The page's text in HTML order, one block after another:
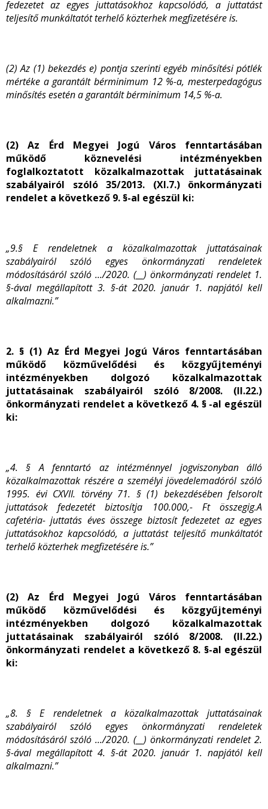
fedezetet az egyes juttatásokhoz kapcsolódó, a juttatást
teljesítő munkáltatót terhelő közterhek megfizetésére is.
(2) Az (1) bekezdés e) pontja szerinti egyéb minősítési pótlék
mértéke a garantált bérminimum 12 %-a, mesterpedagógus
minősítés esetén a garantált bérminimum 14,5 %-a.
(2) Az Érd Megyei Jogú Város fenntartásában
működő köznevelési intézményekben
foglalkoztatott közalkalmazottak juttatásainak
szabályairól szóló 35/2013. (XI.7.) önkormányzati
rendelet a következő 9. §-al egészül ki:
„9.§ E rendeletnek a közalkalmazottak juttatásainak
szabályairól szóló egyes önkormányzati rendeletek
módosításáról szóló .../2020. (__) önkormányzati rendelet 1.
§-ával megállapított 3. §-át 2020. január 1. napjától kell
alkalmazni.”
2. § (1) Az Érd Megyei Jogú Város fenntartásában
működő közművelődési és közgyűjteményi
intézményekben dolgozó közalkalmazottak
juttatásainak szabályairól szóló 8/2008. (II.22.)
önkormányzati rendelet a következő 4. § -al egészül
ki:
„4. § A fenntartó az intézménnyel jogviszonyban álló
közalkalmazottak részére a személyi jövedelemadóról szóló
1995. évi CXVII. törvény 71. § (1) bekezdésében felsorolt
juttatások fedezetét biztosítja 100.000,- Ft összegig.A
cafetéria- juttatás éves összege biztosít fedezetet az egyes
juttatásokhoz kapcsolódó, a juttatást teljesítő munkáltatót
terhelő közterhek megfizetésére is.”
(2) Az Érd Megyei Jogú Város fenntartásában
működő közművelődési és közgyűjteményi
intézményekben dolgozó közalkalmazottak
juttatásainak szabályairól szóló 8/2008. (II.22.)
önkormányzati rendelet a következő 8. §-al egészül
ki:
„8. § E rendeletnek a közalkalmazottak juttatásainak
szabályairól szóló egyes önkormányzati rendeletek
módosításáról szóló .../2020. (__) önkormányzati rendelet 2.
§-ával megállapított 4. §-át 2020. január 1. napjától kell
alkalmazni.”